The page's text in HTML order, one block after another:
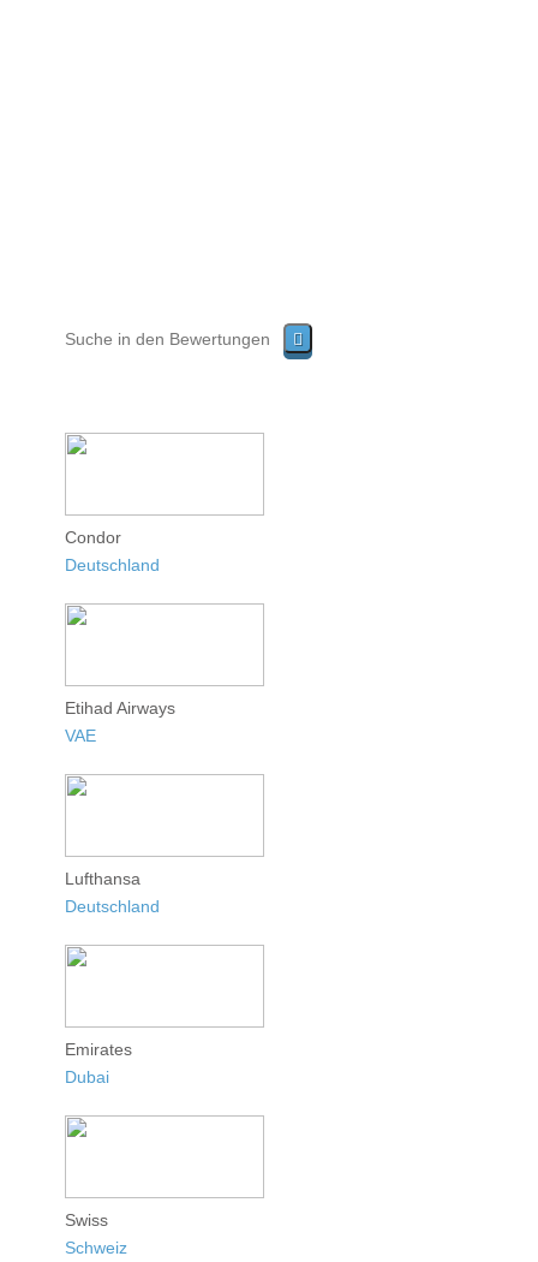
Condor
Deutschland
Etihad Airways
VAE
Lufthansa
Deutschland
Emirates
Dubai
Swiss
Schweiz